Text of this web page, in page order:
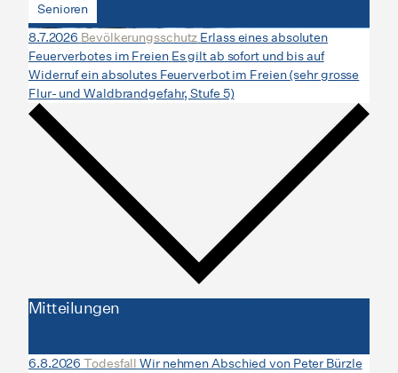
Senioren
8.7.2026 Bevölkerungsschutz Erlass eines absoluten
Feuerverbotes im Freien Es gilt ab sofort und bis auf
Widerruf ein absolutes Feuerverbot im Freien (sehr grosse
Flur- und Waldbrandgefahr, Stufe 5)
Mitteilungen
6.8.2026 Todesfall Wir nehmen Abschied von Peter Bürzle